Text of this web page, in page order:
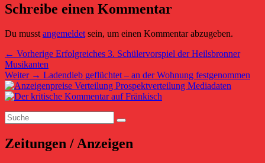
Schreibe einen Kommentar
Du musstangemeldetsein, um einen Kommentar abzugeben.
Beitragsnavigation
← Vorherige Vorheriger
Erfolgreiches 3. Schülervorspiel der Heilsbronner
Musikanten
Weiter → Nächster
Beitrag:
Ladendieb geflüchtet – an der Wohnung festgenommen
Primärer
Seitenleisten-
Widgetbereich
Suchen
nach:
Suchen
Zeitungen / Anzeigen